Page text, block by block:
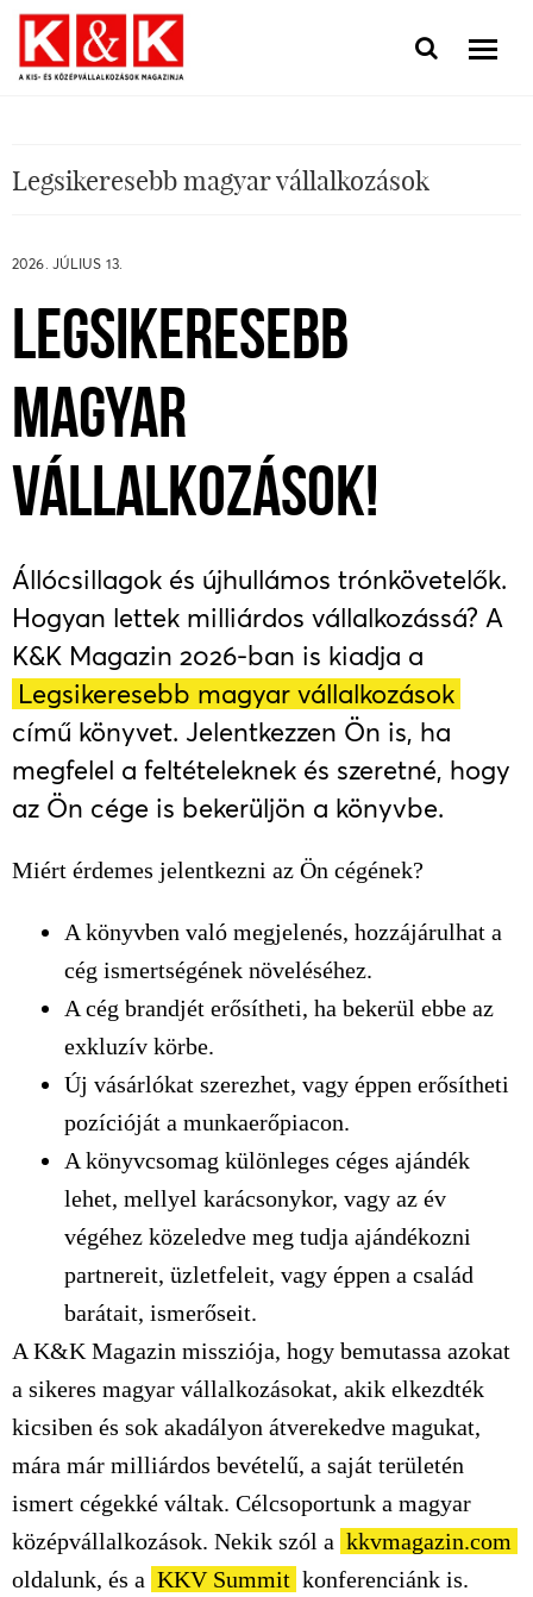
Legsikeresebb magyar vállalkozások
2026. JÚLIUS 13.
LEGSIKERESEBB
MAGYAR
VÁLLALKOZÁSOK!
Állócsillagok és újhullámos trónkövetelők.
Hogyan lettek milliárdos vállalkozássá? A
K&K Magazin 2026-ban is kiadja a
Legsikeresebb magyar vállalkozások
című könyvet. Jelentkezzen Ön is, ha
megfelel a feltételeknek és szeretné, hogy
az Ön cége is bekerüljön a könyvbe.
Miért érdemes jelentkezni az Ön cégének?
A könyvben való megjelenés, hozzájárulhat a
cég ismertségének növeléséhez.
A cég brandjét erősítheti, ha bekerül ebbe az
exkluzív körbe.
Új vásárlókat szerezhet, vagy éppen erősítheti
pozícióját a munkaerőpiacon.
A könyvcsomag különleges céges ajándék
lehet, mellyel karácsonykor, vagy az év
végéhez közeledve meg tudja ajándékozni
partnereit, üzletfeleit, vagy éppen a család
barátait, ismerőseit.
A K&K Magazin missziója, hogy bemutassa azokat
a sikeres magyar vállalkozásokat, akik elkezdték
kicsiben és sok akadályon átverekedve magukat,
mára már milliárdos bevételű, a saját területén
ismert cégekké váltak. Célcsoportunk a magyar
középvállalkozások. Nekik szól a kkvmagazin.com
oldalunk, és a KKV Summit konferenciánk is.